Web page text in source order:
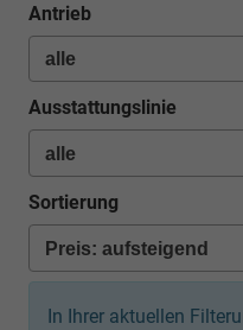
Antrieb
Ausstattungslinie
Sortierung
In Ihrer aktuellen